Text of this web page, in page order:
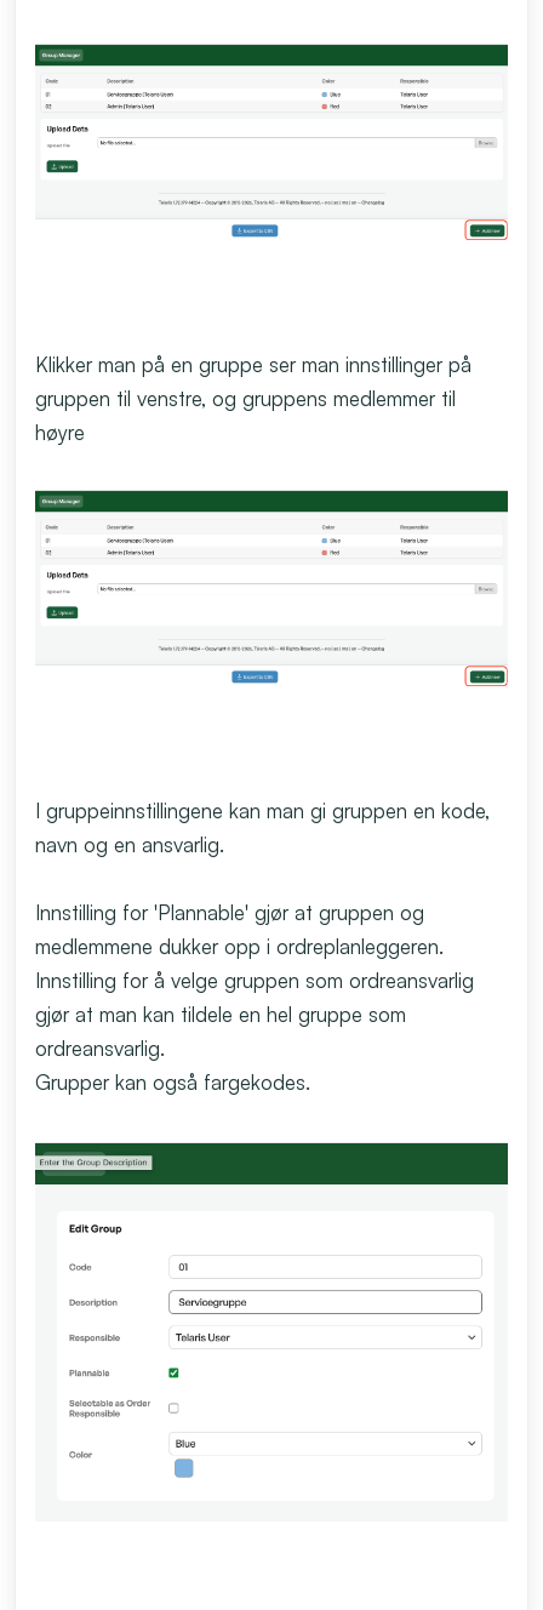
Klikker man på en gruppe ser man innstillinger på
gruppen til venstre, og gruppens medlemmer til
høyre
I gruppeinnstillingene kan man gi gruppen en kode,
navn og en ansvarlig.
Innstilling for 'Plannable' gjør at gruppen og
medlemmene dukker opp i ordreplanleggeren.
Innstilling for å velge gruppen som ordreansvarlig
gjør at man kan tildele en hel gruppe som
ordreansvarlig.
Grupper kan også fargekodes.